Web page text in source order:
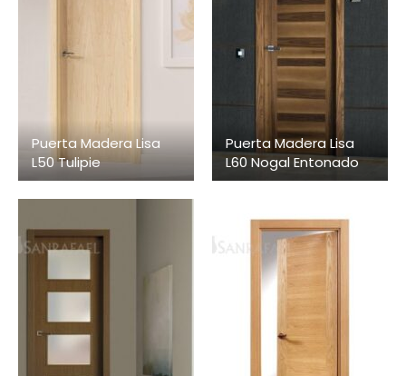
Puerta Madera Lisa
L50 Tulipie
Puerta Madera Lisa
L60 Nogal Entonado